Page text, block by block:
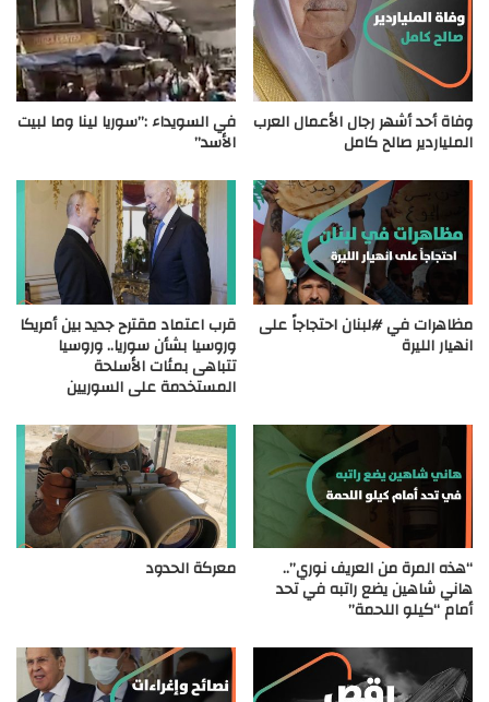
وفاة أحد أشهر رجال الأعمال العرب
الملياردير صالح كامل
في السويداء :”سوريا لينا وما لبيت
الأسد”
مظاهرات في #لبنان احتجاجاً على
انهيار الليرة
قرب اعتماد مقترح جديد بين أمريكا
وروسيا بشأن سوريا.. وروسيا
تتباهى بمئات الأسلحة
المستخدمة على السوريين
“هذه المرة من العريف نوري”..
هاني شاهين يضع راتبه في تحد
أمام “كيلو اللحمة”
معركة الحدود